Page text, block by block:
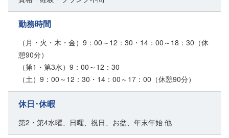
勤務時間
（月・火・木・金）9：00～12：30・14：00～18：30（休
憩90分）
（第1・第3水）9：00～12：30
（土）9：00～12：30・14：00～17：00（休憩90分）
休日･休暇
第2・第4水曜、日曜、祝日、お盆、年末年始 他